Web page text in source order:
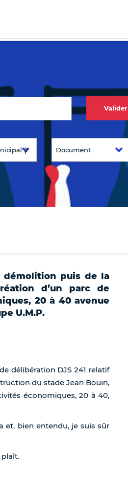
Valider
démolition puis de la
d’un parc de
20 à 40 avenue
U.M.P.
délibération DJS 241 relatif
du stade Jean Bouin,
économiques, 20 à 40,
et, bien entendu, je suis sûr